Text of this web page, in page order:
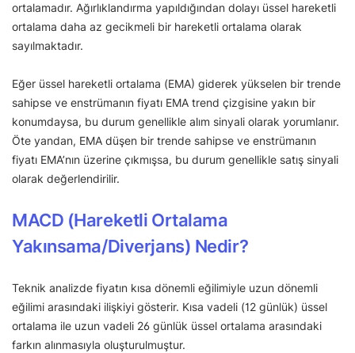
ortalamadır. Ağırlıklandırma yapıldığından dolayı üssel hareketli
ortalama daha az gecikmeli bir hareketli ortalama olarak
sayılmaktadır.
Eğer üssel hareketli ortalama (EMA) giderek yükselen bir trende
sahipse ve enstrümanın fiyatı EMA trend çizgisine yakın bir
konumdaysa, bu durum genellikle alım sinyali olarak yorumlanır.
Öte yandan, EMA düşen bir trende sahipse ve enstrümanın
fiyatı EMA’nın üzerine çıkmışsa, bu durum genellikle satış sinyali
olarak değerlendirilir.
MACD (Hareketli Ortalama
Yakınsama/Diverjans) Nedir?
Teknik analizde fiyatın kısa dönemli eğilimiyle uzun dönemli
eğilimi arasındaki ilişkiyi gösterir. Kısa vadeli (12 günlük) üssel
ortalama ile uzun vadeli 26 günlük üssel ortalama arasındaki
farkın alınmasıyla oluşturulmuştur.